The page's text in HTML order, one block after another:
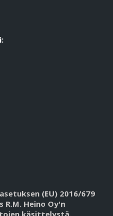
(EU) 2016/679
R.M. Heino Oy'n
käsittelystä.